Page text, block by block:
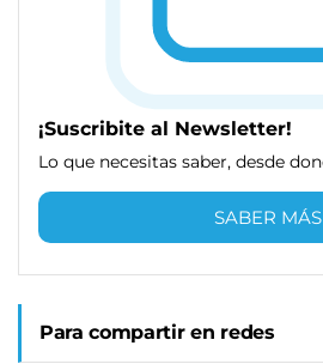
¡Suscribite al Newsletter!
Lo que necesitas saber, desde
SABER MÁS
Para compartir en redes